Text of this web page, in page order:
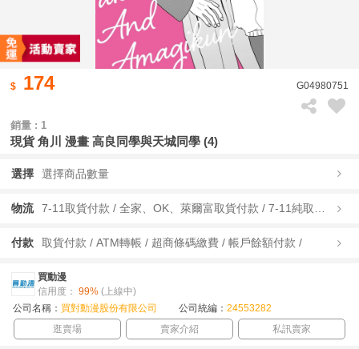
174 G04980751
銷量 : 1
現貨 角川 漫畫 高良同學與天城同學 (4)
選擇 選擇商品數量
物流
付款 取貨付款 / ATM轉帳 / 超商條碼繳費 / 帳戶餘額付款 /
買動漫
信用度： 99% (上線中)
公司名稱： 買對動漫股份有限公司 公司統編： 24553282
逛賣場
賣家介紹 私訊賣家